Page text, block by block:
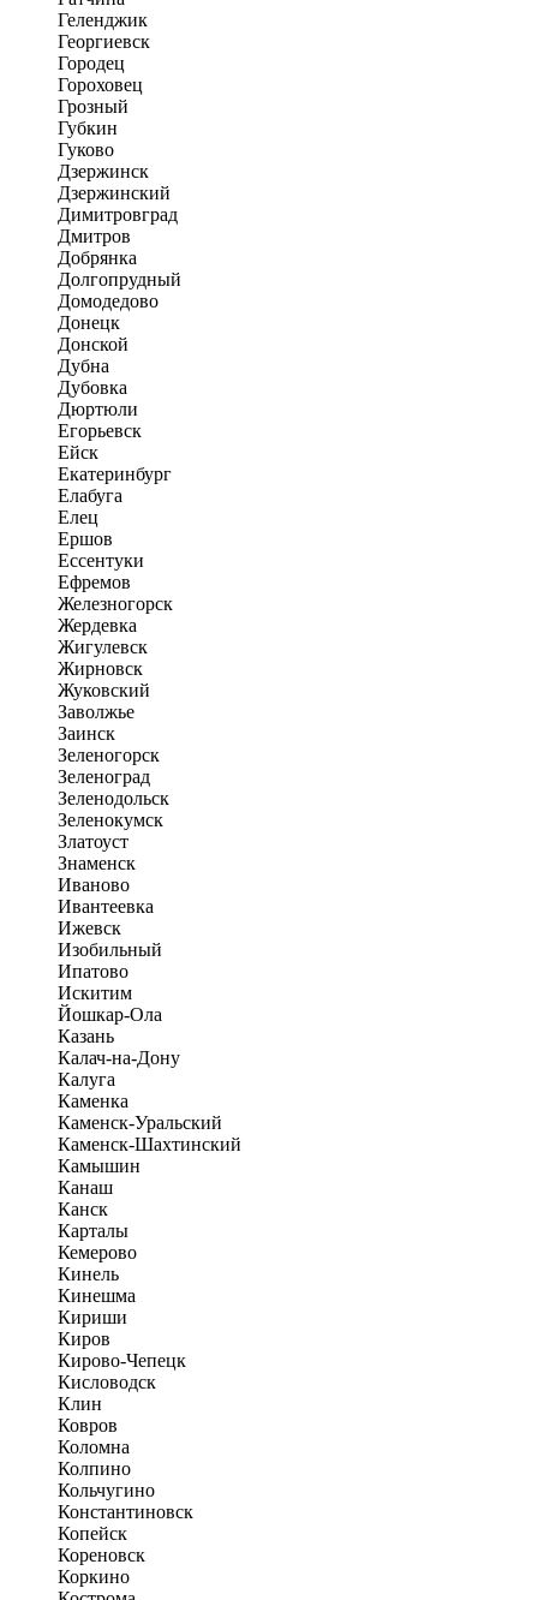
Геленджик
Георгиевск
Городец
Гороховец
Грозный
Губкин
Гуково
Дзержинск
Дзержинский
Димитровград
Дмитров
Добрянка
Долгопрудный
Домодедово
Донецк
Донской
Дубна
Дубовка
Дюртюли
Егорьевск
Ейск
Екатеринбург
Елабуга
Елец
Ершов
Ессентуки
Ефремов
Железногорск
Жердевка
Жигулевск
Жирновск
Жуковский
Заволжье
Заинск
Зеленогорск
Зеленоград
Зеленодольск
Зеленокумск
Златоуст
Знаменск
Иваново
Ивантеевка
Ижевск
Изобильный
Ипатово
Искитим
Йошкар-Ола
Казань
Калач-на-Дону
Калуга
Каменка
Каменск-Уральский
Каменск-Шахтинский
Камышин
Канаш
Канск
Карталы
Кемерово
Кинель
Кинешма
Кириши
Киров
Кирово-Чепецк
Кисловодск
Клин
Ковров
Коломна
Колпино
Кольчугино
Константиновск
Копейск
Кореновск
Коркино